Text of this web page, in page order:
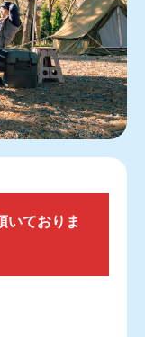
いておりま